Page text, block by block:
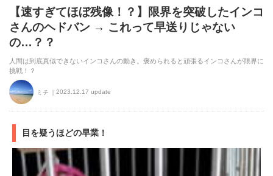
【速すぎてほぼ残像！？】限界を突破したインコ
さんのヘドバン → これって早送りじゃない
の…？？
人間は到底真似できないインコさんの動き。褒められると頑張るインコさんが限界に
挑戦！？
ミチ 2023.12.17 update
目を疑うほどの早業！